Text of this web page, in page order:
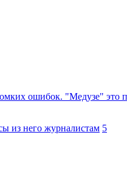
ошибок. "Медузе" это
из него журналистам 5